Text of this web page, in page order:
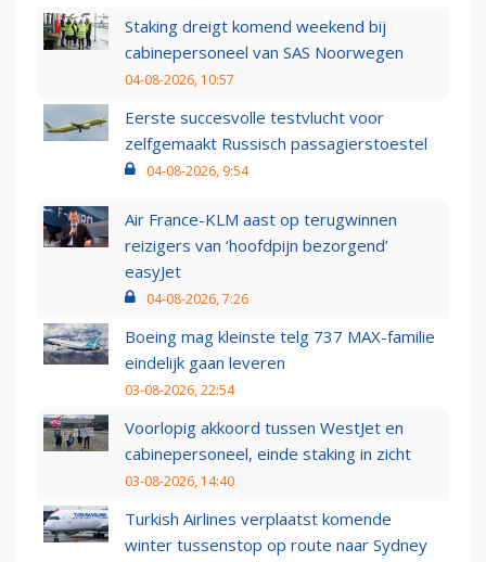
Staking dreigt komend weekend bij
cabinepersoneel van SAS Noorwegen
04-08-2026, 10:57
Eerste succesvolle testvlucht voor
zelfgemaakt Russisch passagierstoestel
04-08-2026, 9:54
Air France-KLM aast op terugwinnen
reizigers van ‘hoofdpijn bezorgend’
easyJet
04-08-2026, 7:26
Boeing mag kleinste telg 737 MAX-familie
eindelijk gaan leveren
03-08-2026, 22:54
Voorlopig akkoord tussen WestJet en
cabinepersoneel, einde staking in zicht
03-08-2026, 14:40
Turkish Airlines verplaatst komende
winter tussenstop op route naar Sydney